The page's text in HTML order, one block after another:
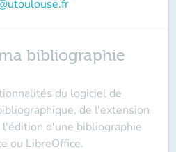
bibliographie
du logiciel de
de l'extension
d'une bibliographie
ou LibreOffice.